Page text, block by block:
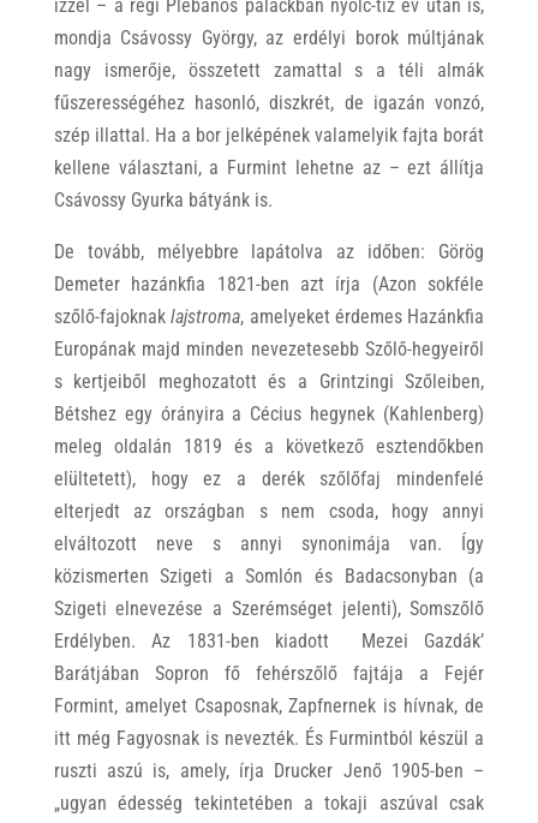
ízzel – a régi Plébános palackban nyolc-tíz év után is,
mondja Csávossy György, az erdélyi borok múltjának
nagy ismerője, összetett zamattal s a téli almák
fűszerességéhez hasonló, diszkrét, de igazán vonzó,
szép illattal. Ha a bor jelképének valamelyik fajta borát
kellene választani, a Furmint lehetne az – ezt állítja
Csávossy Gyurka bátyánk is.
De tovább, mélyebbre lapátolva az időben: Görög
Demeter hazánkfia 1821-ben azt írja (Azon sokféle
szőlő-fajoknaklajstroma, amelyeket érdemes Hazánkfia
Europának majd minden nevezetesebb Szőlő-hegyeiről
s kertjeiből meghozatott és a Grintzingi Szőleiben,
Bétshez egy órányira a Cécius hegynek (Kahlenberg)
meleg oldalán 1819 és a következő esztendőkben
elültetett), hogy ez a derék szőlőfaj mindenfelé
elterjedt az országban s nem csoda, hogy annyi
elváltozott neve s annyi synonimája van. Így
közismerten Szigeti a Somlón és Badacsonyban (a
Szigeti elnevezése a Szerémséget jelenti), Somszőlő
Erdélyben. Az 1831-ben kiadott Mezei Gazdák’
Barátjában Sopron fő fehérszőlő fajtája a Fejér
Formint, amelyet Csaposnak, Zapfnernek is hívnak, de
itt még Fagyosnak is nevezték. És Furmintból készül a
ruszti aszú is, amely, írja Drucker Jenő 1905-ben –
„ugyan édesség tekintetében a tokaji aszúval csak